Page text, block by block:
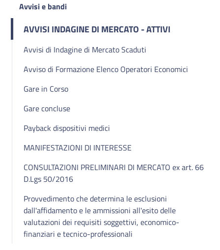
Avvisi e bandi
AVVISI INDAGINE DI MERCATO - ATTIVI
Avvisi di Indagine di Mercato Scaduti
Avviso di Formazione Elenco Operatori Economici
Gare in Corso
Gare concluse
Payback dispositivi medici
MANIFESTAZIONI DI INTERESSE
CONSULTAZIONI PRELIMINARI DI MERCATO ex art. 66
D.Lgs 50/2016
Provvedimento che determina le esclusioni
dall'affidamento e le ammissioni all'esito delle
valutazioni dei requisiti soggettivi, economico-
finanziari e tecnico-professionali